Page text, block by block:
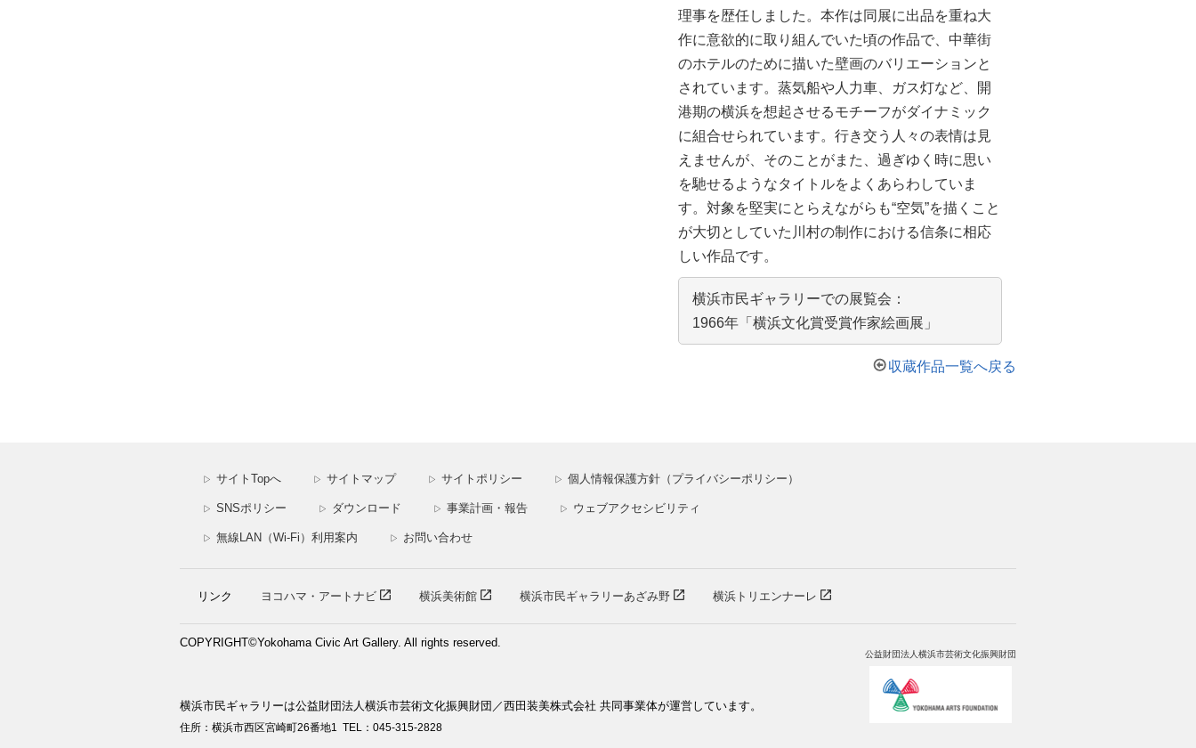
理事を歴任しました。本作は同展に出品を重ね大
作に意欲的に取り組んでいた頃の作品で、中華街
のホテルのために描いた壁画のバリエーションと
されています。蒸気船や人力車、ガス灯など、開
港期の横浜を想起させるモチーフがダイナミック
に組合せられています。行き交う人々の表情は見
えませんが、そのことがまた、過ぎゆく時に思い
を馳せるようなタイトルをよくあらわしていま
す。対象を堅実にとらえながらも“空気”を描くこと
が大切としていた川村の制作における信条に相応
しい作品です。
横浜市民ギャラリーでの展覧会：
1966年「横浜文化賞受賞作家絵画展」
収蔵作品一覧へ戻る
▷ サイトTopへ ▷ サイトマップ ▷ サイトポリシー ▷ 個人情報保護方針（プライバシーポリシー）
▷ SNSポリシー ▷ ダウンロード ▷ 事業計画・報告 ▷ ウェブアクセシビリティ
▷ 無線LAN（Wi-Fi）利用案内 ▷ お問い合わせ
リンク ヨコハマ・アートナビ 横浜美術館 横浜市民ギャラリーあざみ野 横浜トリエンナーレ
COPYRIGHT©Yokohama Civic Art Gallery. All rights reserved.
横浜市民ギャラリーは公益財団法人横浜市芸術文化振興財団／西田装美株式会社 共同事業体が運営しています。
住所：横浜市西区宮崎町26番地1 TEL：045-315-2828
公益財団法人横浜市芸術文化振興財団